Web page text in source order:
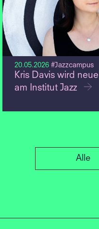
20.05.2026 #Jazzcampus
Kris Davis wird
am Institut Jazz
Alle